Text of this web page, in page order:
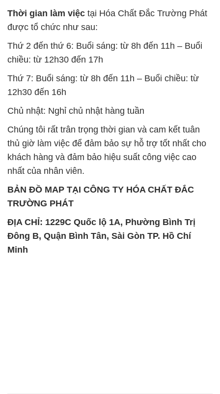
Thời gian làm việc tại Hóa Chất Đắc Trường Phát
được tổ chức như sau:
Thứ 2 đến thứ 6: Buổi sáng: từ 8h đến 11h – Buổi
chiều: từ 12h30 đến 17h
Thứ 7: Buổi sáng: từ 8h đến 11h – Buổi chiều: từ
12h30 đến 16h
Chủ nhật: Nghỉ chủ nhật hàng tuần
Chúng tôi rất trân trọng thời gian và cam kết tuân
thủ giờ làm việc để đảm bảo sự hỗ trợ tốt nhất cho
khách hàng và đảm bảo hiệu suất công việc cao
nhất của nhân viên.
BẢN ĐỒ MAP TẠI CÔNG TY HÓA CHẤT ĐẮC
TRƯỜNG PHÁT
ĐỊA CHỈ: 1229C Quốc lộ 1A, Phường Bình Trị
Đông B, Quận Bình Tân, Sài Gòn TP. Hồ Chí
Minh